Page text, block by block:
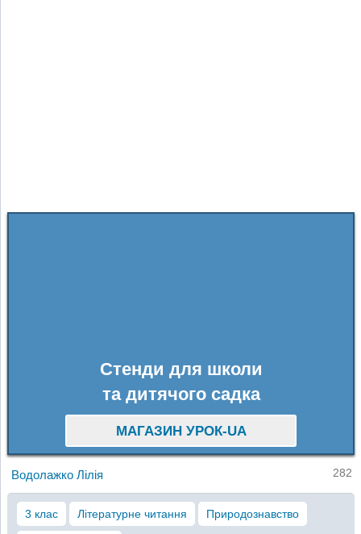
Стенди для школи
та дитячого садка
МАГАЗИН УРОК-UA
Водолажко Лілія 282
3 клас Літературне читання Природознавство